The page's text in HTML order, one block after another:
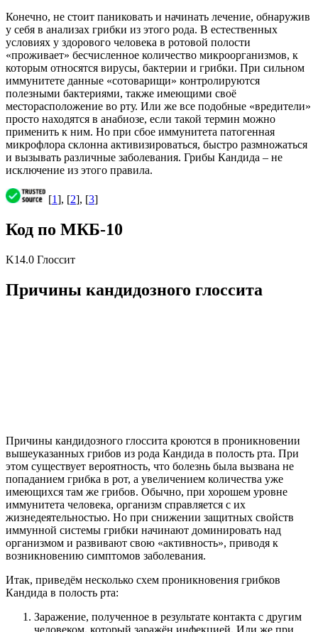
Конечно, не стоит паниковать и начинать лечение, обнаружив
у себя в анализах грибки из этого рода. В естественных
условиях у здорового человека в ротовой полости
«проживает» бесчисленное количество микроорганизмов, к
которым относятся вирусы, бактерии и грибки. При сильном
иммунитете данные «сотоварищи» контролируются
полезными бактериями, также имеющими своё
месторасположение во рту. Или же все подобные «вредители»
просто находятся в анабиозе, если такой термин можно
применить к ним. Но при сбое иммунитета патогенная
микрофлора склонна активизироваться, быстро размножаться
и вызывать различные заболевания. Грибы Кандида – не
исключение из этого правила.
[1], [2], [3]
Код по МКБ-10
K14.0 Глоссит
Причины кандидозного глоссита
Причины кандидозного глоссита кроются в проникновении
вышеуказанных грибов из рода Кандида в полость рта. При
этом существует вероятность, что болезнь была вызвана не
попаданием грибка в рот, а увеличением количества уже
имеющихся там же грибов. Обычно, при хорошем уровне
иммунитета человека, организм справляется с их
жизнедеятельностью. Но при снижении защитных свойств
иммунной системы грибки начинают доминировать над
организмом и развивают свою «активность», приводя к
возникновению симптомов заболевания.
Итак, приведём несколько схем проникновения грибков
Кандида в полость рта:
Заражение, полученное в результате контакта с другим
человеком, который заражён инфекцией. Или же при